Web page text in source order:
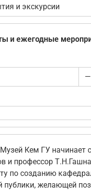
и экскурсии
и ежегодные
Кем ГУ начинает
и профессор
по созданию
публики, желающей